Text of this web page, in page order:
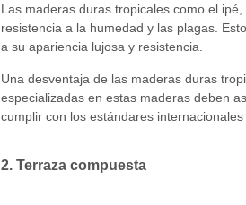
Las maderas duras tropicales como el
resistencia a la humedad y las plagas.
a su apariencia lujosa y resistencia.
Una desventaja de las maderas duras
especializadas en estas maderas deben
cumplir con los estándares internacionales
2. Terraza compuesta